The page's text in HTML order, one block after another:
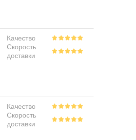
Качество
Скорость
доставки
Качество
Скорость
доставки